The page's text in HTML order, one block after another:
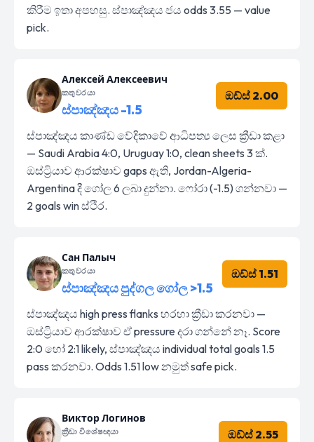
කිරීම ඉතා අපහසු. ස්පාඤ්ඤය ජය odds 3.55 — value
pick.
Алексей Алексеевич
කතුවරයා
ස්පාඤ්ඤය -1.5
ඔඩ්ස් 2.00
ස්පාඤ්ඤය කාණ්ඩ වේදිකාවේ ආධිපත්‍ය ලෙස ක්‍රීඩා කළා
— Saudi Arabia 4:0, Uruguay 1:0, clean sheets 3 ක්.
ඔස්ට්‍රියාව ආරක්ෂාව gaps ඇති, Jordan-Algeria-
Argentina දී ගෝල 6 ලබා දුන්නා. ෆෝරා (-1.5) ගන්නවා —
2 goals win ස්ථිර.
Сан Палыч
කතුවරයා
ස්පාඤ්ඤය පුද්ගල ගෝල >1.5
ඔඩ්ස් 1.51
ස්පාඤ්ඤය high press flanks හරහා ක්‍රීඩා කරනවා —
ඔස්ට්‍රියාව ආරක්ෂාව ඒ pressure දරා ගන්නේ නෑ. Score
2:0 හෝ 2:1 likely, ස්පාඤ්ඤය individual total goals 1.5
pass කරනවා. Odds 1.51 low නමුත් safe pick.
Виктор Логинов
ක්‍රීඩා විශේෂඥයා ඔඩ්ස් 2.55